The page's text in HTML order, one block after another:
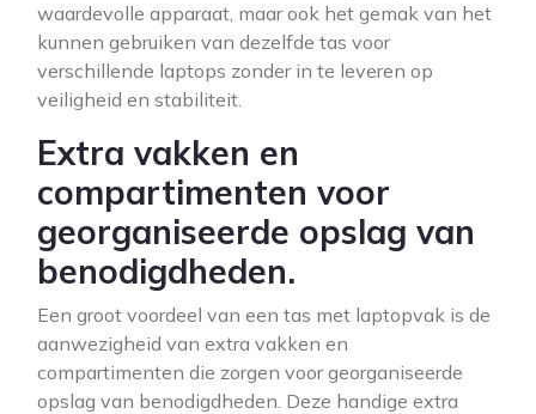
waardevolle apparaat, maar ook het gemak van het
kunnen gebruiken van dezelfde tas voor
verschillende laptops zonder in te leveren op
veiligheid en stabiliteit.
Extra vakken en
compartimenten voor
georganiseerde opslag van
benodigdheden.
Een groot voordeel van een tas met laptopvak is de
aanwezigheid van extra vakken en
compartimenten die zorgen voor georganiseerde
opslag van benodigdheden. Deze handige extra